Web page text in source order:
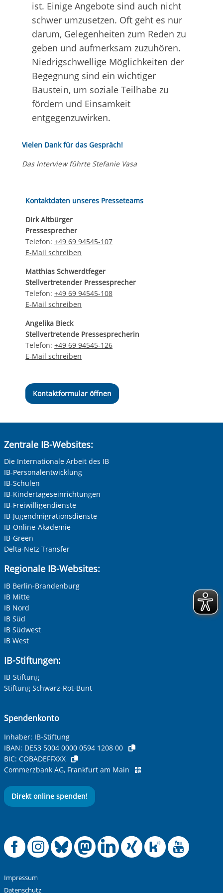
ist. Einige Angebote sind auch nicht
schwer umzusetzen. Oft geht es nur
darum, Gelegenheiten zum Reden zu
geben und aufmerksam zuzuhören.
Niedrigschwellige Möglichkeiten der
Begegnung sind ein wichtiger
Baustein, um soziale Teilhabe zu
fördern und Einsamkeit
entgegenzuwirken.
Vielen Dank für das Gespräch!
Das Interview führte Stefanie Vasa
Kontaktdaten unseres Presseteams
Dirk Altbürger
Pressesprecher
Telefon:+49 69 94545-107
E-Mail schreiben
Matthias Schwerdtfeger
Stellvertretender Pressesprecher
Telefon:+49 69 94545-108
E-Mail schreiben
Angelika Bieck
Stellvertretende Pressesprecherin
Telefon:+49 69 94545-126
E-Mail schreiben
Kontaktformular öffnen
Zentrale IB-Websites:
Die Internationale Arbeit des IB
IB-Personalentwicklung
IB-Schulen
IB-Kindertageseinrichtungen
IB-Freiwilligendienste
IB-Jugendmigrationsdienste
IB-Online-Akademie
IB-Green
Delta-Netz Transfer
Regionale IB-Websites:
IB Berlin-Brandenburg
IB Mitte
IB Nord
IB Süd
IB Südwest
IB West
IB-Stiftungen:
IB-Stiftung
Stiftung Schwarz-Rot-Bunt
Spendenkonto
Inhaber: IB-Stiftung
IBAN: DE53 5004 0000 0594 1208 00
BIC: COBADEFFXXX
Commerzbank AG, Frankfurt am Main
Direkt online spenden!
Offizielle
Offizielle
Offizielle
Offizielle
Offizielle
Impressum
Datenschutz